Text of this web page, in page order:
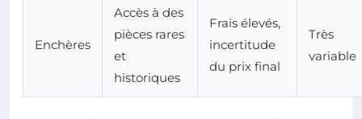
Enchères
Accès à des
pièces rares
et
historiques
Frais élevés,
incertitude
du prix final
Très
variable